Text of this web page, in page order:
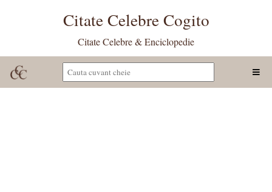
Citate Celebre Cogito
Citate Celebre & Enciclopedie